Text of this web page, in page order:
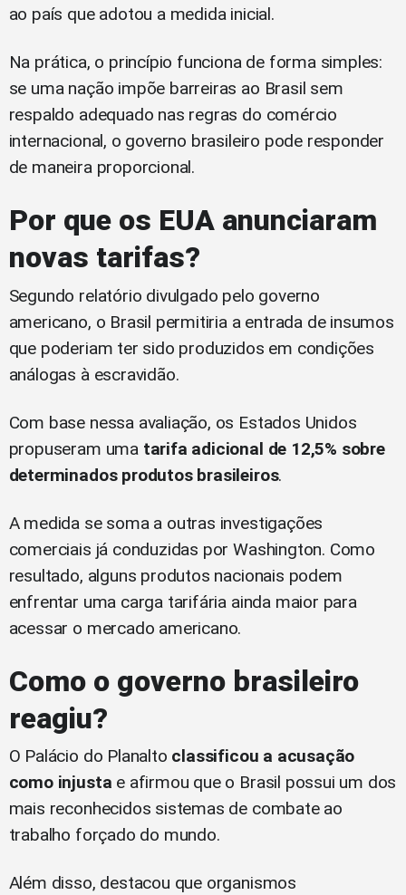
ao país que adotou a medida inicial.
Na prática, o princípio funciona de forma simples:
se uma nação impõe barreiras ao Brasil sem
respaldo adequado nas regras do comércio
internacional, o governo brasileiro pode responder
de maneira proporcional.
Por que os EUA anunciaram
novas tarifas?
Segundo relatório divulgado pelo governo
americano, o Brasil permitiria a entrada de insumos
que poderiam ter sido produzidos em condições
análogas à escravidão.
Com base nessa avaliação, os Estados Unidos
propuseram uma tarifa adicional de 12,5% sobre
determinados produtos brasileiros.
A medida se soma a outras investigações
comerciais já conduzidas por Washington. Como
resultado, alguns produtos nacionais podem
enfrentar uma carga tarifária ainda maior para
acessar o mercado americano.
Como o governo brasileiro
reagiu?
O Palácio do Planalto classificou a acusação
como injusta e afirmou que o Brasil possui um dos
mais reconhecidos sistemas de combate ao
trabalho forçado do mundo.
Além disso, destacou que organismos